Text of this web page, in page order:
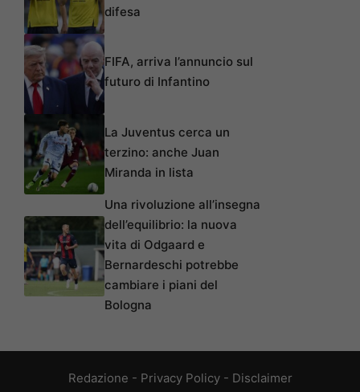
difesa
FIFA, arriva l’annuncio sul
futuro di Infantino
La Juventus cerca un
terzino: anche Juan
Miranda in lista
Una rivoluzione all’insegna
dell’equilibrio: la nuova
vita di Odgaard e
Bernardeschi potrebbe
cambiare i piani del
Bologna
Redazione - Privacy Policy- Disclaimer